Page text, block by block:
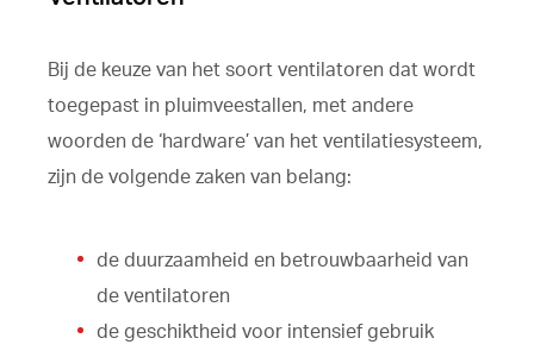
Bij de keuze van het soort ventilatoren dat wordt
toegepast in pluimveestallen, met andere
woorden de ‘hardware’ van het ventilatiesysteem,
zijn de volgende zaken van belang:
de duurzaamheid en betrouwbaarheid van
de ventilatoren
de geschiktheid voor intensief gebruik